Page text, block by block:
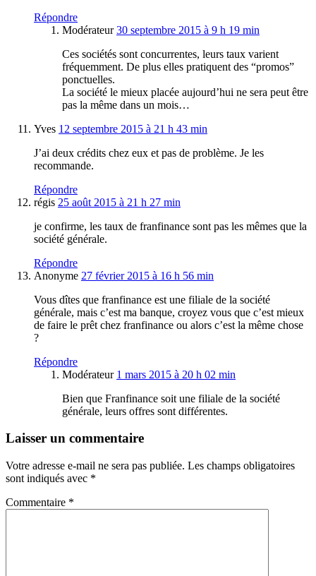
Répondre
Modérateur 30 septembre 2015 à 9 h 19 min
Ces sociétés sont concurrentes, leurs taux varient
fréquemment. De plus elles pratiquent des “promos”
ponctuelles.
La société le mieux placée aujourd’hui ne sera peut être
pas la même dans un mois…
Yves 12 septembre 2015 à 21 h 43 min
J’ai deux crédits chez eux et pas de problème. Je les
recommande.
Répondre
régis 25 août 2015 à 21 h 27 min
je confirme, les taux de franfinance sont pas les mêmes que la
société générale.
Répondre
Anonyme 27 février 2015 à 16 h 56 min
Vous dîtes que franfinance est une filiale de la société
générale, mais c’est ma banque, croyez vous que c’est mieux
de faire le prêt chez franfinance ou alors c’est la même chose
?
Répondre
Modérateur 1 mars 2015 à 20 h 02 min
Bien que Franfinance soit une filiale de la société
générale, leurs offres sont différentes.
Laisser un commentaire
Votre adresse e-mail ne sera pas publiée. Les champs obligatoires
sont indiqués avec *
Commentaire *